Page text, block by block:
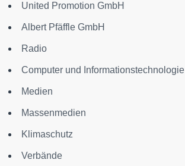
United Promotion GmbH
Albert Pfäffle GmbH
Radio
Computer und Informationstechnologie
Medien
Massenmedien
Klimaschutz
Verbände